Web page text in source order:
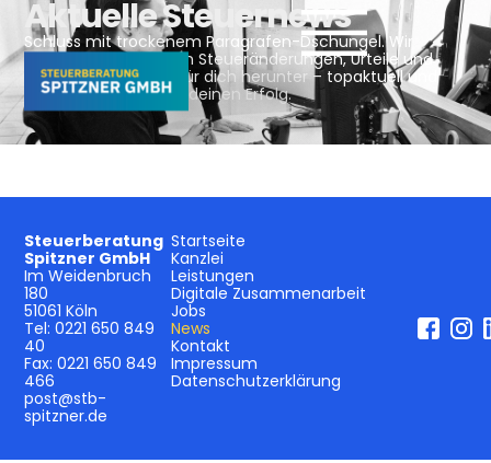
Aktuelle Steuernews
Schluss mit trockenem Paragrafen-Dschungel. Wir
brechen die neuesten Steueränderungen, Urteile und
Fristen verständlich für dich herunter – topaktuell und
direkt anwendbar für deinen Erfolg.
Steuerberatung
Spitzner GmbH
Im Weidenbruch
180
51061 Köln
Tel:0221 650 849
40
Fax:0221 650 849
466
post@stb-
spitzner.de
Startseite
Kanzlei
Leistungen
Digitale Zusammenarbeit
Jobs
News
Kontakt
Impressum
Datenschutzerklärung